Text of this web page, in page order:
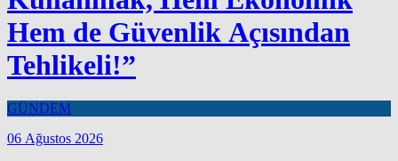
Hem de Güvenlik Açısından
Tehlikeli!”
GÜNDEM
06 Ağustos 2026